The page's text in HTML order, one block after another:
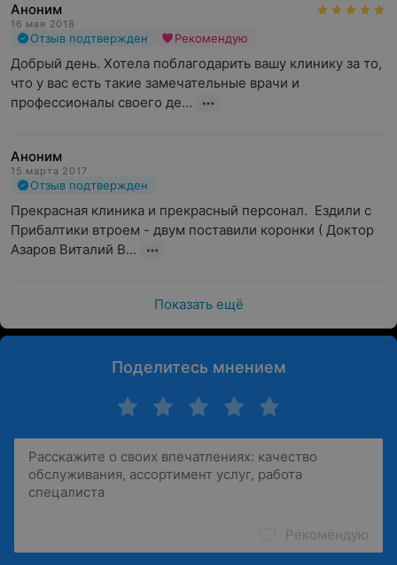
Аноним
16 мая 2018
Отзыв подтвержден Рекомендую
Добрый день. Хотела поблагодарить вашу клинику за то,
что у вас есть такие замечательные врачи и
профессионалы своего де...
Аноним
15 марта 2017
Отзыв подтвержден
Прекрасная клиника и прекрасный персонал.  Ездили с
Прибалтики втроем - двум поставили коронки ( Доктор
Азаров Виталий В...
Показать ещё
Поделитесь мнением
Рекомендую